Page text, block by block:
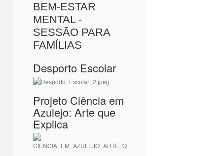
BEM-ESTAR
MENTAL -
SESSÃO PARA
FAMÍLIAS
Desporto Escolar
Projeto Ciência em
Azulejo: Arte que
Explica